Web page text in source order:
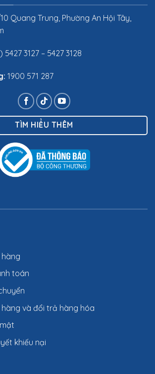
Quang Trung, Phường An Hội Tây,
5427 3127 – 5427 3128
1900 571 287
TÌM HIỂU THÊM
toán
hàng và đổi trả hàng hóa
khiếu nại